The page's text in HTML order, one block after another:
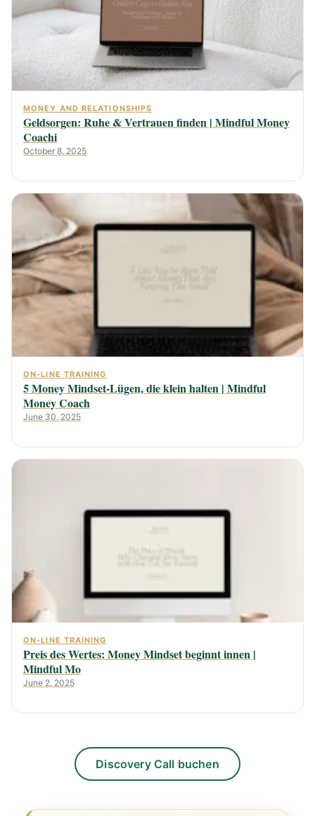
MONEY AND RELATIONSHIPS
Geldsorgen: Ruhe & Vertrauen finden | Mindful Money
Coachi
October 8, 2025
ON-LINE TRAINING
5 Money Mindset-Lügen, die klein halten | Mindful
Money Coach
June 30, 2025
ON-LINE TRAINING
Preis des Wertes: Money Mindset beginnt innen |
Mindful Mo
June 2, 2025
Discovery Call buchen